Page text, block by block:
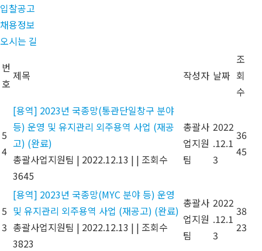
입찰공고
채용정보
오시는 길
번
호
제목 작성자 날짜
조
회
수
5
4
[용역] 2023년 국종망(통관단일창구 분야
등) 운영 및 유지관리 외주용역 사업 (재공
고) (완료)
총괄사업지원팀 | 2022.12.13 | | 조회수
3645
총괄사
업지원
팀
2022
.12.1
3
36
45
5
3
[용역] 2023년 국종망(MYC 분야 등) 운영
및 유지관리 외주용역 사업 (재공고) (완료)
총괄사업지원팀 | 2022.12.13 | | 조회수
3823
총괄사
업지원
팀
2022
.12.1
3
38
23